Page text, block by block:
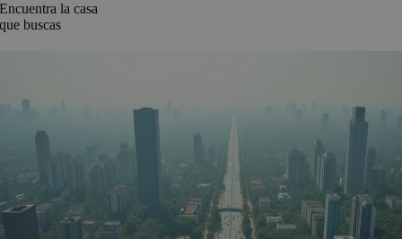
Encuentra la casa
que buscas